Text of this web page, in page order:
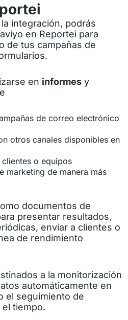
integración, podrás
en Reportei para
de tus campañas de
en informes y
de correo electrónico
otros canales disponibles en
o equipos
marketing de manera más
documentos de
presentar resultados,
enviar a clientes o
de rendimiento
a la monitorización
automáticamente en
el seguimiento de
tiempo.